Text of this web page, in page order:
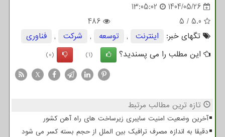
1404/05/26
13:05:02
5.0
/
5
486
تگهای خبر:
اینترنت , توسعه , شركت ,
فناوری
این مطلب را می پسندید؟
(1)
(0)
X
تازه ترین مطالب مرتبط
آخرین وضعیت امنیت سایبری زیرساخت های راه آهن کشور
دقیقا به اندازه مصرف ترافیک بین الملل از حجم بسته کسر می شود